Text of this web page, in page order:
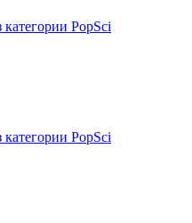
PopSci
PopSci